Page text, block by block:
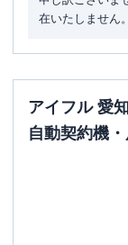
在いたしません。
アイフル 愛
自動契約機